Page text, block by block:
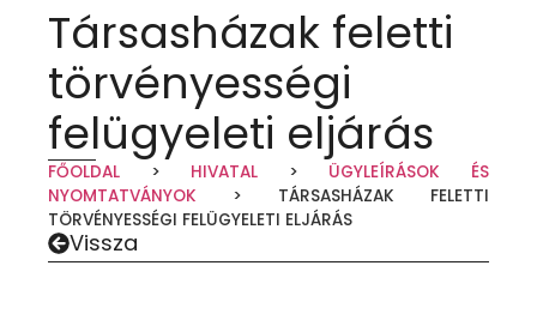
Társasházak feletti
törvényességi
felügyeleti eljárás
FŐOLDAL > HIVATAL > ÜGYLEÍRÁSOK ÉS
NYOMTATVÁNYOK > TÁRSASHÁZAK FELETTI
TÖRVÉNYESSÉGI FELÜGYELETI ELJÁRÁS
Vissza